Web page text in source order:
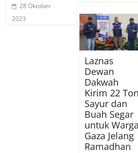
28 Oktober
2023
Laznas
Dewan
Dakwah
Kirim 22 Ton
Sayur dan
Buah Segar
untuk Warga
Gaza Jelang
Ramadhan